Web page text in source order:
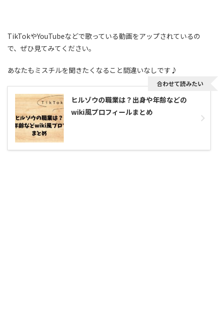
TikTokやYouTubeなどで歌っている動画をアップされているの
で、ぜひ見てみてください。
あなたもミスチルを聞きたくなること間違いなしです♪
ヒルゾウの職業は？出身や年齢などの
wiki風プロフィールまとめ
合わせて読みたい